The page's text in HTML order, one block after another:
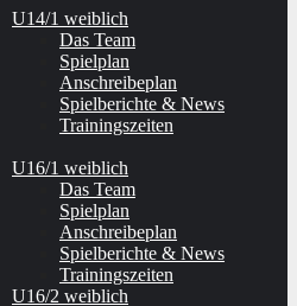
U14/1 weiblich
Das Team
Spielplan
Anschreibeplan
Spielberichte & News
Trainingszeiten
U16/1 weiblich
Das Team
Spielplan
Anschreibeplan
Spielberichte & News
Trainingszeiten
U16/2 weiblich